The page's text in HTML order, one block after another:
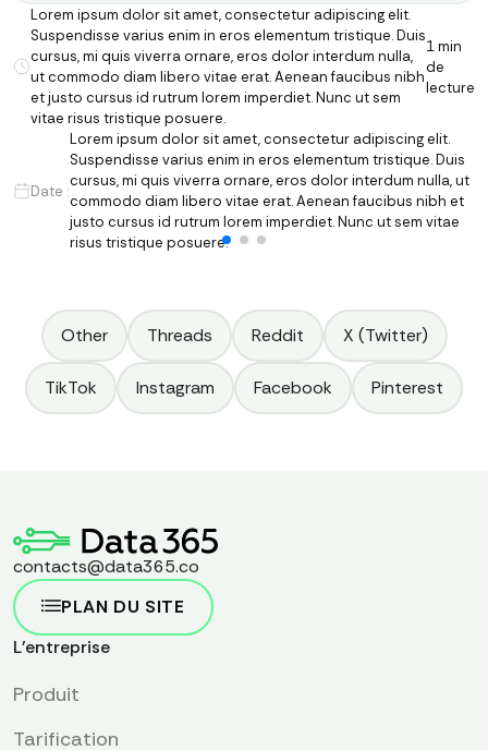
Lorem ipsum dolor sit amet, consectetur adipiscing elit.
Suspendisse varius enim in eros elementum tristique. Duis
cursus, mi quis viverra ornare, eros dolor interdum nulla,
ut commodo diam libero vitae erat. Aenean faucibus nibh
et justo cursus id rutrum lorem imperdiet. Nunc ut sem
vitae risus tristique posuere.
1 min
de
lecture
Date :
Lorem ipsum dolor sit amet, consectetur adipiscing elit.
Suspendisse varius enim in eros elementum tristique. Duis
cursus, mi quis viverra ornare, eros dolor interdum nulla, ut
commodo diam libero vitae erat. Aenean faucibus nibh et
justo cursus id rutrum lorem imperdiet. Nunc ut sem vitae
risus tristique posuere.
Other Threads Reddit X (Twitter)
TikTok Instagram Facebook Pinterest
contacts@data365.co
PLAN DU SITE
L'entreprise
Produit
Tarification